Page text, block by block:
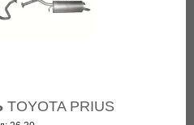
TOYOTA PRIUS